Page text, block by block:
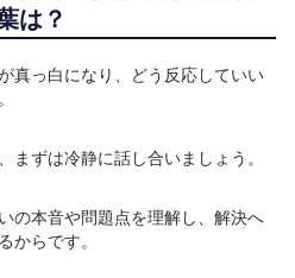
は？
真っ白になり、どう反応していい
まずは冷静に話し合いましょう。
の本音や問題点を理解し、解決へ
からです。